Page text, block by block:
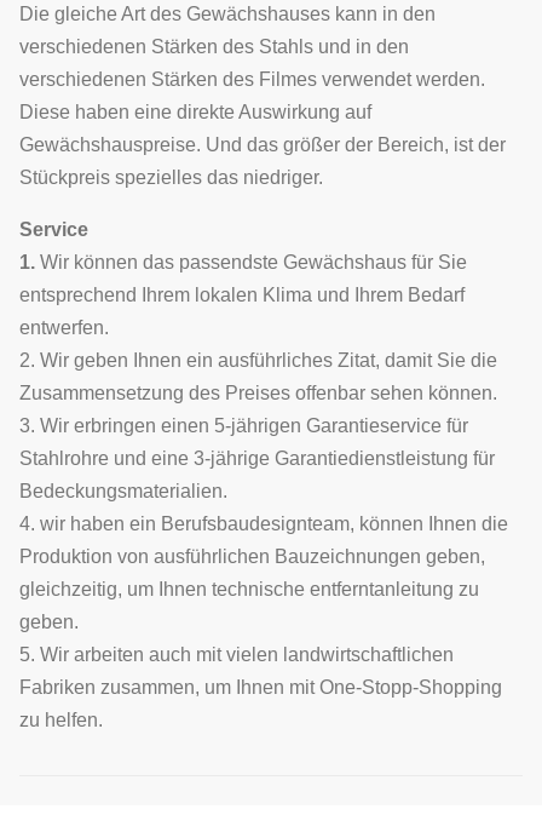
Die gleiche Art des Gewächshauses kann in den
verschiedenen Stärken des Stahls und in den
verschiedenen Stärken des Filmes verwendet werden.
Diese haben eine direkte Auswirkung auf
Gewächshauspreise. Und das größer der Bereich, ist der
Stückpreis spezielles das niedriger.
Service
1. Wir können das passendste Gewächshaus für Sie
entsprechend Ihrem lokalen Klima und Ihrem Bedarf
entwerfen.
2. Wir geben Ihnen ein ausführliches Zitat, damit Sie die
Zusammensetzung des Preises offenbar sehen können.
3. Wir erbringen einen 5-jährigen Garantieservice für
Stahlrohre und eine 3-jährige Garantiedienstleistung für
Bedeckungsmaterialien.
4. wir haben ein Berufsbaudesignteam, können Ihnen die
Produktion von ausführlichen Bauzeichnungen geben,
gleichzeitig, um Ihnen technische entferntanleitung zu
geben.
5. Wir arbeiten auch mit vielen landwirtschaftlichen
Fabriken zusammen, um Ihnen mit One-Stopp-Shopping
zu helfen.